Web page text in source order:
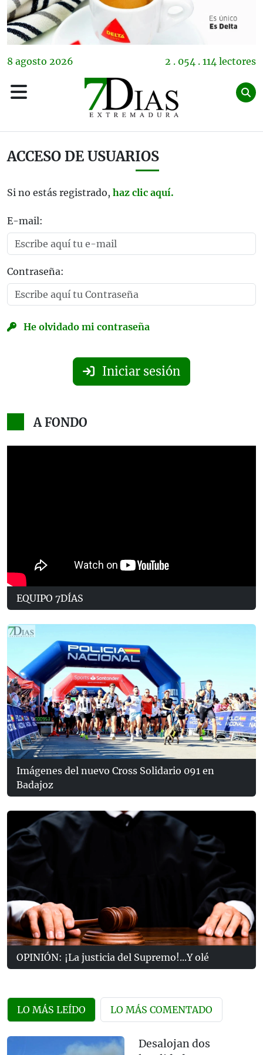
8 agosto 2026 2 . 054 . 114 lectores
ACCESO DE USUARIOS
Si no estás registrado, haz clic aquí.
E-mail:
Contraseña:
He olvidado mi contraseña
Iniciar sesión
A FONDO
EQUIPO 7DÍAS
Imágenes del nuevo Cross Solidario 091 en
Badajoz
OPINIÓN: ¡La justicia del Supremo!...Y olé
LO MÁS LEÍDO LO MÁS COMENTADO
Desalojan dos